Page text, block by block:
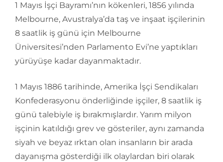
1 Mayıs İşçi Bayramı’nın kökenleri, 1856 yılında
Melbourne, Avustralya’da taş ve inşaat işçilerinin
8 saatlik iş günü için Melbourne
Üniversitesi’nden Parlamento Evi’ne yaptıkları
yürüyüşe kadar dayanmaktadır.
1 Mayıs 1886 tarihinde, Amerika İşçi Sendikaları
Konfederasyonu önderliğinde işçiler, 8 saatlik iş
günü talebiyle iş bırakmışlardır. Yarım milyon
işçinin katıldığı grev ve gösteriler, aynı zamanda
siyah ve beyaz ırktan olan insanların bir arada
dayanışma gösterdiği ilk olaylardan biri olarak